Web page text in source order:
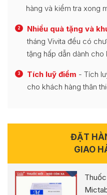
hàng và kiểm tra xong
2 Nhiều quà tặng và
tháng Vivita đều có
tặng hấp dẫn dành cho
3 Tích luỹ điểm - Tích
cho khách hàng thân
ĐẶT
GIAO